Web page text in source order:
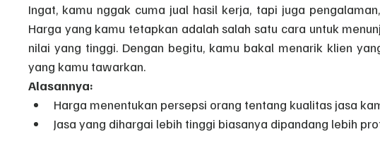
Ingat, kamu nggak cuma jual hasil kerja, tapi juga
Harga yang kamu tetapkan adalah salah satu cara untuk
nilai yang tinggi. Dengan begitu, kamu bakal menarik klien
yang kamu tawarkan.
Alasannya:
Harga menentukan persepsi orang tentang kualitas jasa
Jasa yang dihargai lebih tinggi biasanya dipandang lebih